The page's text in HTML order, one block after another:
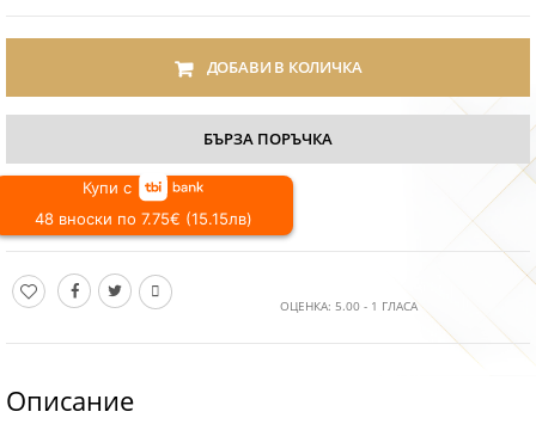
ДОБАВИ В КОЛИЧКА
БЪРЗА ПОРЪЧКА
Купи с
48 вноски по 7.75€ (15.15лв)
ОЦЕНКА: 5.00 - 1 ГЛАСА
Описание